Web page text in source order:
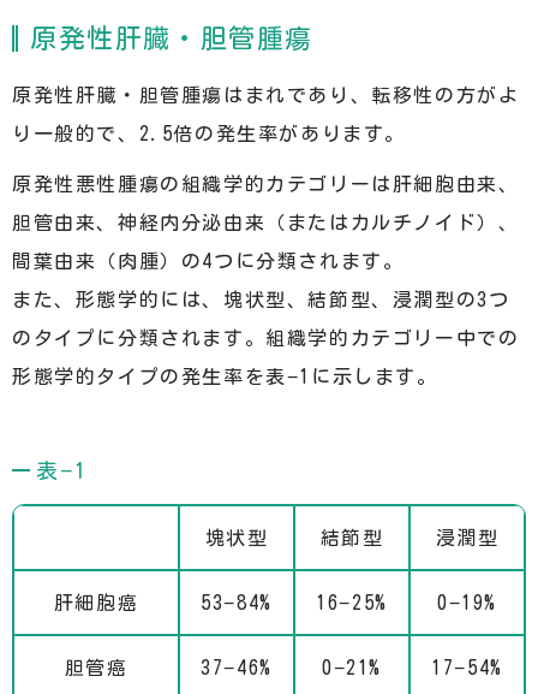
原発性肝臓・胆管腫瘍
原発性肝臓・胆管腫瘍はまれであり、転移性の方がよ
り一般的で、2.5倍の発生率があります。
原発性悪性腫瘍の組織学的カテゴリーは肝細胞由来、
胆管由来、神経内分泌由来（またはカルチノイド）、
間葉由来（肉腫）の4つに分類されます。
また、形態学的には、塊状型、結節型、浸潤型の3つ
のタイプに分類されます。組織学的カテゴリー中での
形態学的タイプの発生率を表−1に示します。
表−1
塊状型 結節型 浸潤型
肝細胞癌 53−84% 16−25% 0−19%
胆管癌 37−46% 0−21% 17−54%